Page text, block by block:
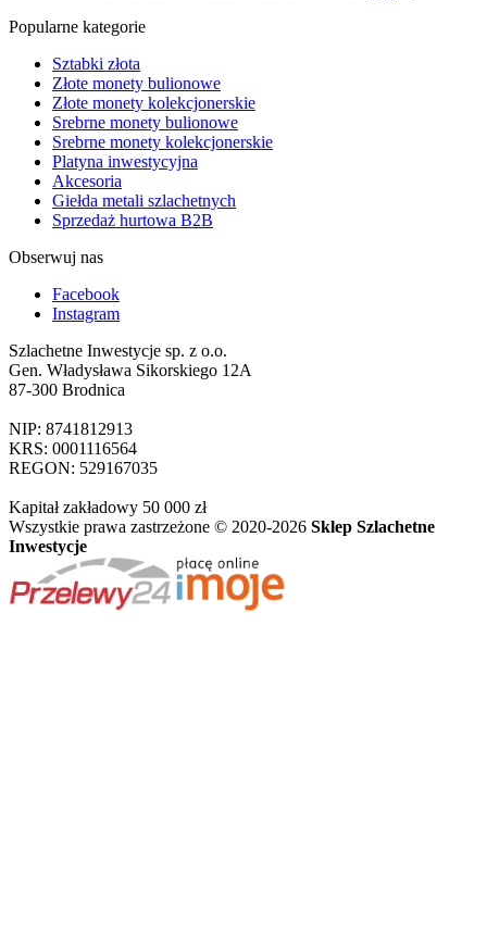
Popularne kategorie
Sztabki złota
Złote monety bulionowe
Złote monety kolekcjonerskie
Srebrne monety bulionowe
Srebrne monety kolekcjonerskie
Platyna inwestycyjna
Akcesoria
Giełda metali szlachetnych
Sprzedaż hurtowa B2B
Obserwuj nas
Facebook
Instagram
Szlachetne Inwestycje sp. z o.o.
Gen. Władysława Sikorskiego 12A
87-300 Brodnica
NIP: 8741812913
KRS: 0001116564
REGON: 529167035
Kapitał zakładowy 50 000 zł
Wszystkie prawa zastrzeżone © 2020-2026 Sklep Szlachetne
Inwestycje